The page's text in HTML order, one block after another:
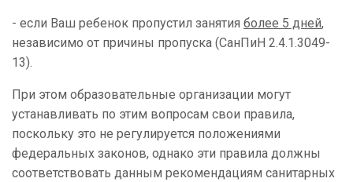
- если Ваш ребенок пропустил занятия более 5 дней,
независимо от причины пропуска (СанПиН 2.4.1.3049-
13).
При этом образовательные организации могут
устанавливать по этим вопросам свои правила,
поскольку это не регулируется положениями
федеральных законов, однако эти правила должны
соответствовать данным рекомендациям санитарных